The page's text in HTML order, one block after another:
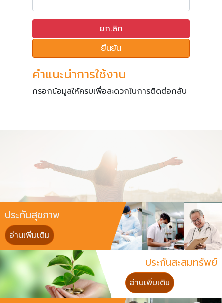
ยกเลิก
ยืนยัน
คำแนะนำการใช้งาน
กรอกข้อมูลให้ครบเพื่อสะดวกในการติดต่อกลับ
ประกันสุขภาพ
อ่านเพิ่มเติม
ประกันสะสมทรัพย์
อ่านเพิ่มเติม